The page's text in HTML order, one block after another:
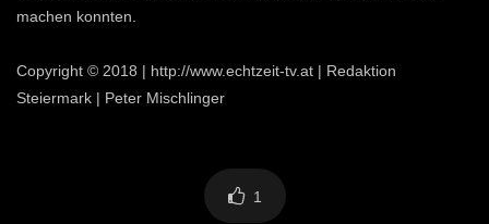
machen konnten.
Copyright © 2018 | http://www.echtzeit-tv.at | Redaktion
Steiermark | Peter Mischlinger
1